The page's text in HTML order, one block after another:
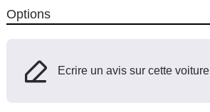
Options
Ecrire un avis sur cette voiture